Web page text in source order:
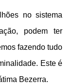
no sistema
podem ter
fazendo tudo
Este é
Bezerra.